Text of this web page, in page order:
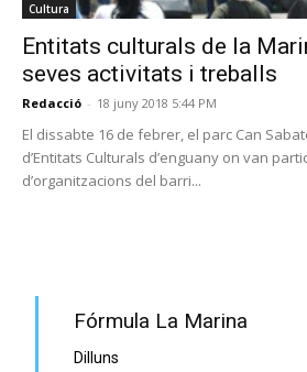
Cultura
Entitats culturals de la
seves activitats i treballs
Redacció - 18 juny 2018 5:44 PM
El dissabte 16 de febrer, el parc Can
d’Entitats Culturals d’enguany on van
d’organitzacions del barri...
Fórmula La Marina
Dilluns